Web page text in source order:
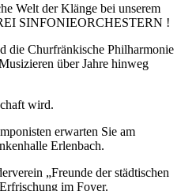
Welt der Klänge bei unserem
SINFONIEORCHESTERN !
die Churfränkische Philharmonie
über Jahre hinweg
wird.
erwarten Sie am
Erlenbach.
„Freunde der städtischen
im Foyer.